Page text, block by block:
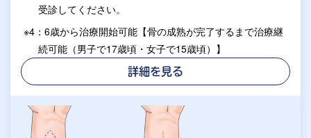
受診してください。
※4：6歳から治療開始可能【骨の成熟が完了するまで治療継
続可能（男子で17歳頃・女子で15歳頃）】
詳細を見る